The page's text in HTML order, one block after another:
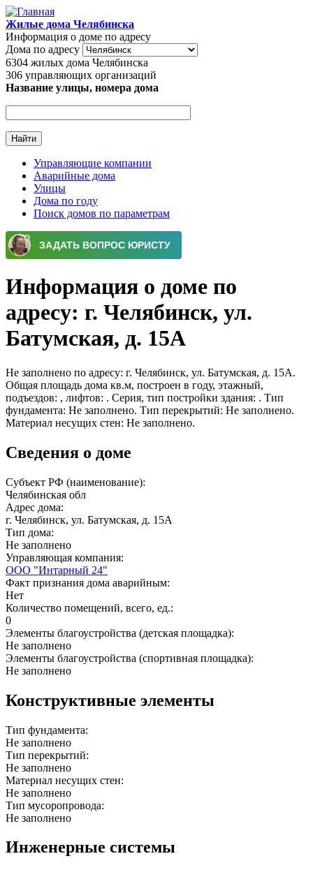
Перейти к основному содержанию
Жилые дома Челябинска
Информация о доме по адресу
Дома по адресу
6304 жилых дома Челябинска
306 управляющих организаций
Название улицы, номера дома
Главное меню
Управляющие компании
Аварийные дома
Улицы
Дома по году
Поиск домов по параметрам
Информация о доме по
адресу: г. Челябинск, ул.
Батумская, д. 15А
Не заполнено по адресу: г. Челябинск, ул. Батумская, д. 15А.
Общая площадь дома кв.м, построен в году, этажный,
подъездов: , лифтов: . Серия, тип постройки здания: . Тип
фундамента: Не заполнено. Тип перекрытий: Не заполнено.
Материал несущих стен: Не заполнено.
Сведения о доме
Субъект РФ (наименование):
Челябинская обл
Адрес дома:
г. Челябинск, ул. Батумская, д. 15А
Тип дома:
Не заполнено
Управляющая компания:
ООО "Интарный 24"
Факт признания дома аварийным:
Нет
Количество помещений, всего, ед.:
0
Элементы благоустройства (детская площадка):
Не заполнено
Элементы благоустройства (спортивная площадка):
Не заполнено
Конструктивные элементы
Тип фундамента:
Не заполнено
Тип перекрытий:
Не заполнено
Материал несущих стен:
Не заполнено
Тип мусоропровода:
Не заполнено
Инженерные системы